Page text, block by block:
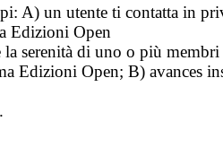
A) un utente ti contatta in
Edizioni Open
serenità di uno o più
Edizioni Open; B) avances